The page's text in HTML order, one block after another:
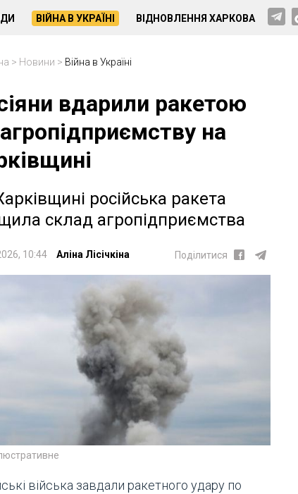
ВІЙНА В УКРАЇНІ ВІДНОВЛЕННЯ ХАРКОВА
> Новини > Війна в Україні
вдарили ракетою
на
російська ракета
склад агропідприємства
10:44 Аліна Лісічкіна Поділитися
війська завдали ракетного удару по